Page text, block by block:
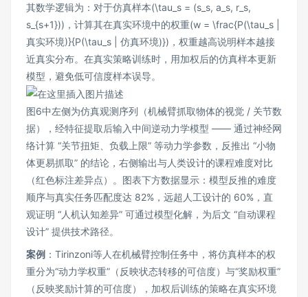
其数学逻辑为：对于仿真样本(\tau_s = (s_s, a_s, r_s,
s_{s+1}))，计算其在真实环境中的权重(w = \frac{P(\tau_s |
真实环境)}{P(\tau_s | 仿真环境)})，权重越高说明样本越接
近真实分布。在真实策略训练时，用加权后的仿真样本更新
模型，避免低可信度样本误导。
图6中左侧为仿真观测序列（机械臂抓取物体的视觉 / 关节数
据），经特征提取后输入中间逆动力学模型 —— 通过神经网
络计算 “关节扭矩、负载上限” 等动力学参数，反推出 “小物
体更易抓取” 的结论，右侧输出与人类设计的课程难度对比
（红色标注差异点）。图表下方数据显示：模型反推的难度
顺序与真实任务匹配度达 82%，远超人工设计的 60%，直
观证明 “人机认知差异” 可通过模型化解，为后文 “自动课程
设计” 提供技术路径。
案例 ：Tirinzoni等人在机械臂控制任务中，将仿真样本的权
重分为“动力学权重”（反映状态转移的可信度）与“奖励权重”
（反映奖励计算的可信度），加权后训练的策略在真实环境